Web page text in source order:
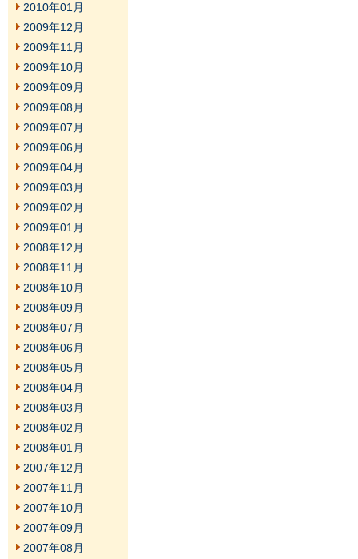
2010年01月
2009年12月
2009年11月
2009年10月
2009年09月
2009年08月
2009年07月
2009年06月
2009年04月
2009年03月
2009年02月
2009年01月
2008年12月
2008年11月
2008年10月
2008年09月
2008年07月
2008年06月
2008年05月
2008年04月
2008年03月
2008年02月
2008年01月
2007年12月
2007年11月
2007年10月
2007年09月
2007年08月